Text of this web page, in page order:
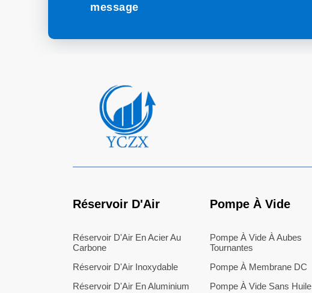
message
Réservoir D'Air
Réservoir D'Air En Acier Au
Carbone
Réservoir D'Air Inoxydable
Réservoir D'Air En Aluminium
Pompe À Vide
Pompe À Vide À Aubes
Tournantes
Pompe À Membrane DC
Pompe À Vide Sans Huile